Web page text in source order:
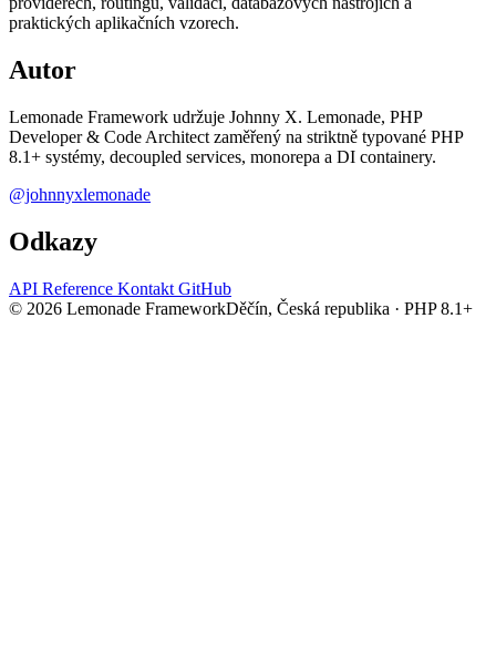
praktických aplikačních vzorech.
Autor
Lemonade Framework udržuje Johnny X. Lemonade, PHP
Developer & Code Architect zaměřený na striktně typované PHP
8.1+ systémy, decoupled services, monorepa a DI containery.
@johnnyxlemonade
Odkazy
API Reference Kontakt GitHub
© 2026 Lemonade FrameworkDěčín, Česká republika · PHP 8.1+